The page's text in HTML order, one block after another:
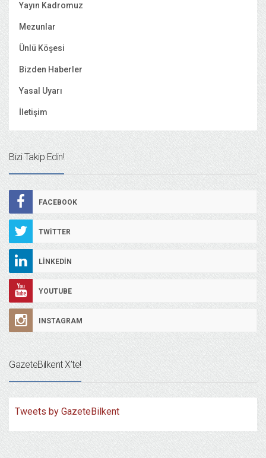
Yayın Kadromuz
Mezunlar
Ünlü Köşesi
Bizden Haberler
Yasal Uyarı
İletişim
Bizi Takip Edin!
FACEBOOK
TWITTER
LINKEDIN
YOUTUBE
INSTAGRAM
GazeteBilkent X’te!
Tweets by GazeteBilkent